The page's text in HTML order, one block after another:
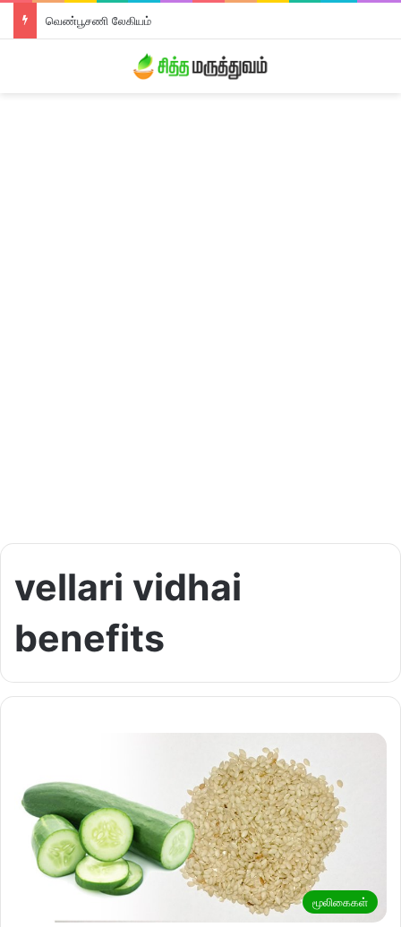
வெண்பூசணி லேகியம்
vellari vidhai
benefits
மூலிகைகள்